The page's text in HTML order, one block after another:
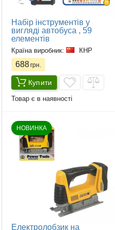
Набір інструментів у
вигляді автобуса , 59
елементів
Країна виробник: КНР
688грн.
Купити
Товар є в наявності
НОВИНКА
Електролобзик на